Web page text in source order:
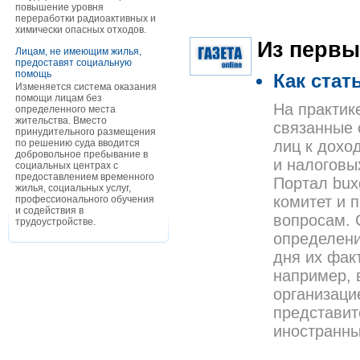
повышение уровня
переработки радиоактивных и
химически опасных отходов.
Лицам, не имеющим жилья,
предоставят социальную
помощь
Изменяется система оказания
помощи лицам без
определенного места
жительства. Вместо
принудительного размещения
по решению суда вводится
добровольное пребывание в
социальных центрах с
предоставлением временного
жилья, социальных услуг,
профессионального обучения
и содействия в
трудоустройстве.
Из
Как
На
связанные
лиц к
и
Портал
комитет и
вопросам.
дня их
например,